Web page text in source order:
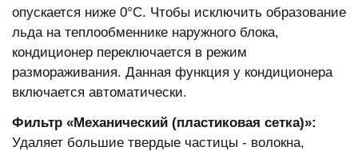
опускается ниже 0°С. Чтобы исключить образование
льда на теплообменнике наружного блока,
кондиционер переключается в режим
размораживания. Данная функция у кондиционера
включается автоматически.
Фильтр «Механический (пластиковая сетка)»:
Удаляет большие твердые частицы - волокна,